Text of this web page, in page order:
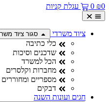
₪
0 עגלת קניות
ציוד משרדי סגור ציוד משרדי
כלי כתיבה
שדכנים וסיכות
הכל למשרד
מחברות וקלסרים
מספריים ומחוררים
דבקים
חגים ועונות השנה